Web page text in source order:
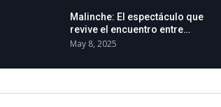
Malinche: El espectáculo que
revive el encuentro entre…
May 8, 2025